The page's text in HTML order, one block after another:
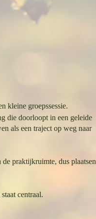
kleine groepssessie.
die doorloopt in een geleide
als een traject op weg naar
praktijkruimte, dus plaatsen
centraal.